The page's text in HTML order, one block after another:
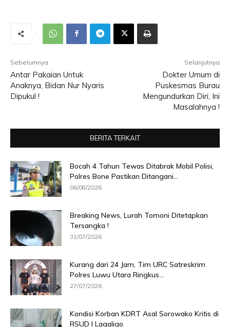
Sebelumnya
Antar Pakaian Untuk
Anaknya, Bidan Nur Nyaris
Dipukul !
Selanjutnya
Dokter Umum di
Puskesmas Burau
Mengundurkan Diri, Ini
Masalahnya !
BERITA TERKAIT
Bocah 4 Tahun Tewas Ditabrak Mobil Polisi,
Polres Bone Pastikan Ditangani...
06/08/2026
Breaking News, Lurah Tomoni Ditetapkan
Tersangka !
31/07/2026
Kurang dari 24 Jam, Tim URC Satreskrim
Polres Luwu Utara Ringkus...
27/07/2026
Kondisi Korban KDRT Asal Sorowako Kritis di
RSUD I Lagaligo